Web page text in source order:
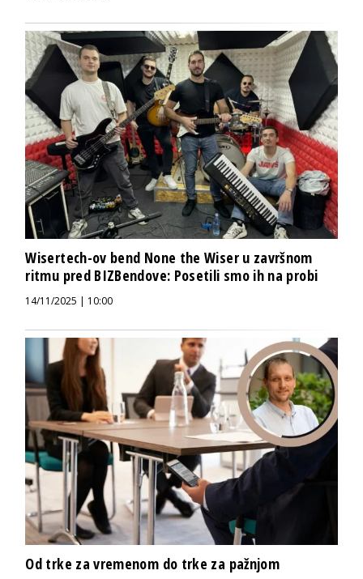
Wisertech-ov bend None the Wiser u završnom
ritmu pred BIZBendove: Posetili smo ih na probi
14/11/2025 | 10:00
Od trke za vremenom do trke za pažnjom